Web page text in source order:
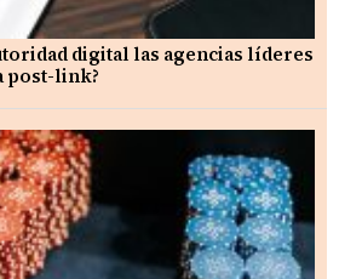
digital las agencias líderes
post-link?